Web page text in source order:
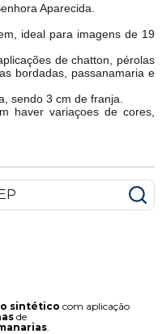
Aparecida.
ideal para imagens de 19
de chatton, pérolas
bordadas, passanamaria e
sendo 3 cm de franja.
haver variaçoes de cores,
sintético com aplicação
de
.